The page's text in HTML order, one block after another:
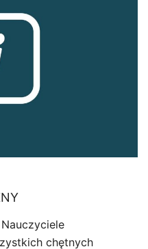
Nauczyciele
chętnych